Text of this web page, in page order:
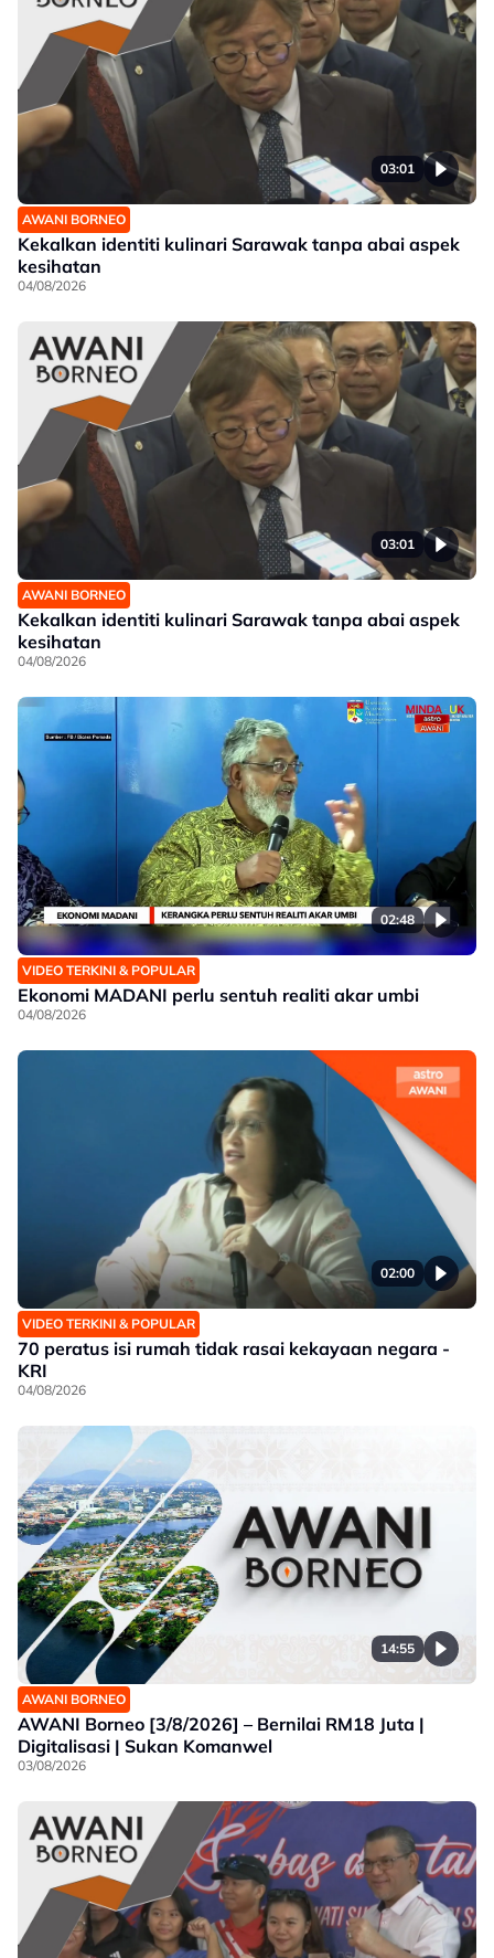
03:01
AWANI BORNEO
Kekalkan identiti kulinari Sarawak tanpa abai aspek
kesihatan
04/08/2026
03:01
AWANI BORNEO
Kekalkan identiti kulinari Sarawak tanpa abai aspek
kesihatan
04/08/2026
02:48
VIDEO TERKINI & POPULAR
Ekonomi MADANI perlu sentuh realiti akar umbi
04/08/2026
02:00
VIDEO TERKINI & POPULAR
70 peratus isi rumah tidak rasai kekayaan negara -
KRI
04/08/2026
14:55
AWANI BORNEO
AWANI Borneo [3/8/2026] – Bernilai RM18 Juta |
Digitalisasi | Sukan Komanwel
03/08/2026